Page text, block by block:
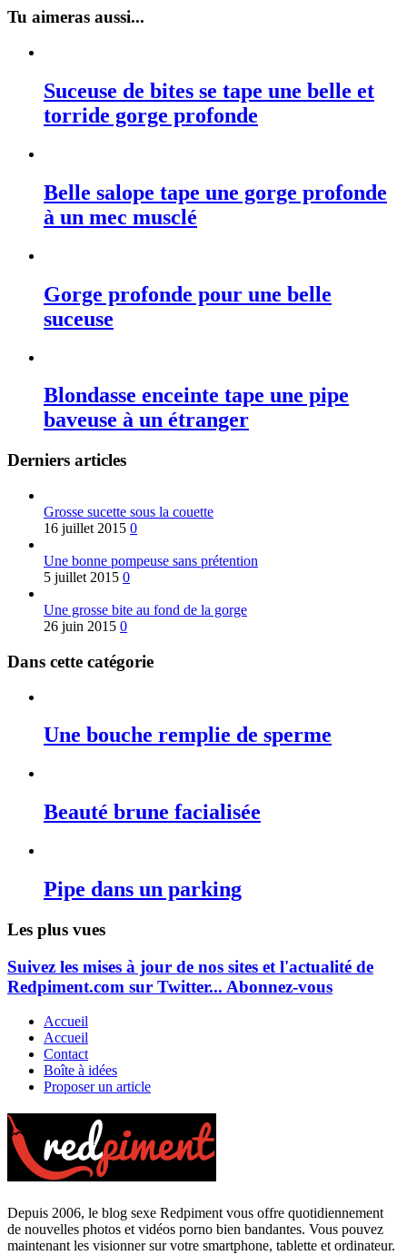
Tu aimeras aussi...
Suceuse de bites se tape une belle et
torride gorge profonde
Belle salope tape une gorge profonde
à un mec musclé
Gorge profonde pour une belle
suceuse
Blondasse enceinte tape une pipe
baveuse à un étranger
Derniers articles
Grosse sucette sous la couette
16 juillet 2015 0
Une bonne pompeuse sans prétention
5 juillet 2015 0
Une grosse bite au fond de la gorge
26 juin 2015 0
Dans cette catégorie
Une bouche remplie de sperme
Beauté brune facialisée
Pipe dans un parking
Les plus vues
Suivez les mises à jour de nos sites et l'actualité de
Redpiment.com sur Twitter... Abonnez-vous
Accueil
Accueil
Contact
Boîte à idées
Proposer un article
Depuis 2006, le blog sexe Redpiment vous offre quotidiennement
de nouvelles photos et vidéos porno bien bandantes. Vous pouvez
maintenant les visionner sur votre smartphone, tablette et ordinateur.